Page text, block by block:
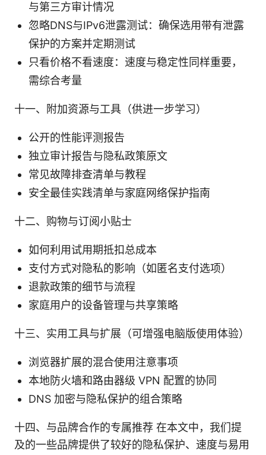
与第三方审计情况
忽略DNS与IPv6泄露测试：确保选用带有泄露
保护的方案并定期测试
只看价格不看速度：速度与稳定性同样重要，
需综合考量
十一、附加资源与工具（供进一步学习）
公开的性能评测报告
独立审计报告与隐私政策原文
常见故障排查清单与教程
安全最佳实践清单与家庭网络保护指南
十二、购物与订阅小贴士
如何利用试用期抵扣总成本
支付方式对隐私的影响（如匿名支付选项）
退款政策的细节与流程
家庭用户的设备管理与共享策略
十三、实用工具与扩展（可增强电脑版使用体验）
浏览器扩展的混合使用注意事项
本地防火墙和路由器级 VPN 配置的协同
DNS 加密与隐私保护的组合策略
十四、与品牌合作的专属推荐 在本文中，我们提
及的一些品牌提供了较好的隐私保护、速度与易用